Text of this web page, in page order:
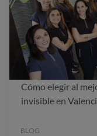
Cómo elegir al
invisible en
BLOG